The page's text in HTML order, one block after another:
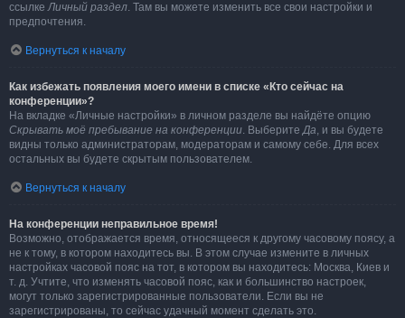
ссылкеЛичный раздел. Там вы можете изменить все свои настройки и
предпочтения.
Вернуться к началу
Как избежать появления моего имени в списке «Кто сейчас на
конференции»?
На вкладке «Личные настройки» в личном разделе вы найдёте опцию
Скрывать моё пребывание на конференции. ВыберитеДа, и вы будете
видны только администраторам, модераторам и самому себе. Для всех
остальных вы будете скрытым пользователем.
Вернуться к началу
На конференции неправильное время!
Возможно, отображается время, относящееся к другому часовому поясу, а
не к тому, в котором находитесь вы. В этом случае измените в личных
настройках часовой пояс на тот, в котором вы находитесь: Москва, Киев и
т. д. Учтите, что изменять часовой пояс, как и большинство настроек,
могут только зарегистрированные пользователи. Если вы не
зарегистрированы, то сейчас удачный момент сделать это.